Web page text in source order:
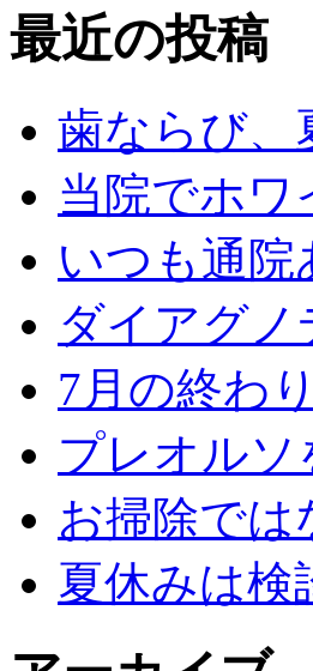
最近の投稿
歯ならび、
当院でホ
いつも通
ダイアグノ
7月の終わり
プレオル
お掃除では
夏休みは検